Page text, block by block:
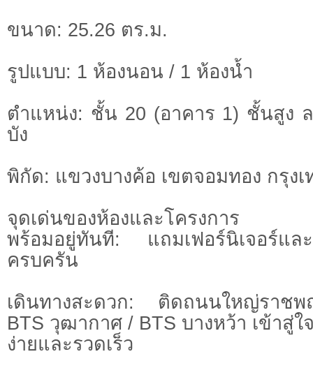
ขนาด: 25.26 ตร.ม.
รูปแบบ: 1 ห้องนอน / 1 ห้องน้ำ
ตำแหน่ง: ชั้น 20 (อาคาร 1) ชั้นสูง
บัง
พิกัด: แขวงบางค้อ เขตจอมทอง กรุง
จุดเด่นของห้องและโครงการ
พร้อมอยู่ทันที: แถมเฟอร์นิเจอร์และ
ครบครัน
เดินทางสะดวก: ติดถนนใหญ่ราช
BTS วุฒากาศ / BTS บางหว้า เข้าสู่
ง่ายและรวดเร็ว